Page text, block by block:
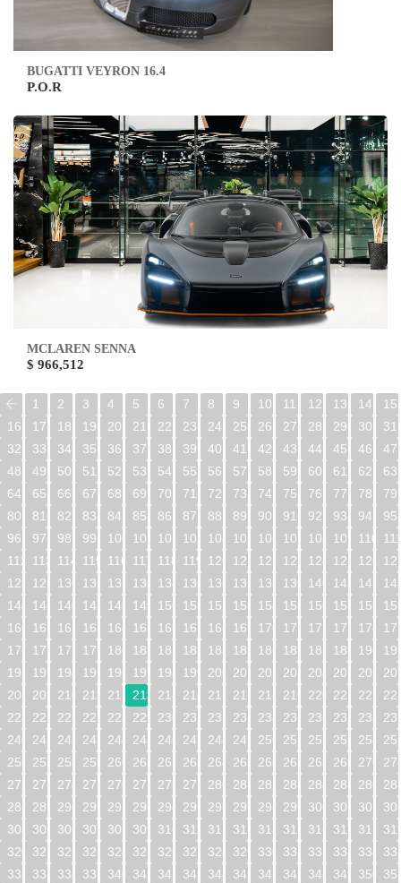
BUGATTI VEYRON 16.4
P.O.R
MCLAREN SENNA
$ 966,512
1 2 3 4 5 6 7 8 9 10 11 12 13 14
15
16
17 18 19 20 21 22 23 24 25 26 27 28 29 30
31
32
33 34 35 36 37 38 39 40 41 42 43 44 45 46
47
48
49 50 51 52 53 54 55 56 57 58 59 60 61 62
63
64
65 66 67 68 69 70 71 72 73 74 75 76 77 78
79
80
81 82 83 84 85 86 87 88 89 90 91 92 93 94
95
96
97 98 99 100 101 102 103 104 105 106 107 108 109 110
112
113 114 115 116 117 118 119 120 121 122 123 124 125 126
128
129 130 131 132 133 134 135 136 137 138 139 140 141 142
144
145 146 147 148 149 150 151 152 153 154 155 156 157 158
160
161 162 163 164 165 166 167 168 169 170 171 172 173 174
176
177 178 179 180 181 182 183 184 185 186 187 188 189 190
192
193 194 195 196 197 198 199 200 201 202 203 204 205 206
208
209 210 211 212 213 214 215 216 217 218 219 220 221 222
224
225 226 227 228 229 230 231 232 233 234 235 236 237 238
240
241 242 243 244 245 246 247 248 249 250 251 252 253 254
256
257 258 259 260 261 262 263 264 265 266 267 268 269 270
272
273 274 275 276 277 278 279 280 281 282 283 284 285 286
288
289 290 291 292 293 294 295 296 297 298 299 300 301 302
304
305 306 307 308 309 310 311 312 313 314 315 316 317 318
320
321 322 323 324 325 326 327 328 329 330 331 332 333 334
336
337 338 339 340 341 342 343 344 345 346 347 348 349 350